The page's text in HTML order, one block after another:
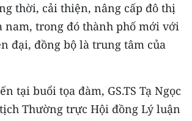
THÁNG
thời, cải thiện, nâng cấp đô thị
nam, trong đó thành phố mới với
đại, đồng bộ là trung tâm của
tại buổi tọa đàm, GS.TS Tạ Ngọc
Thường trực Hội đồng Lý luận